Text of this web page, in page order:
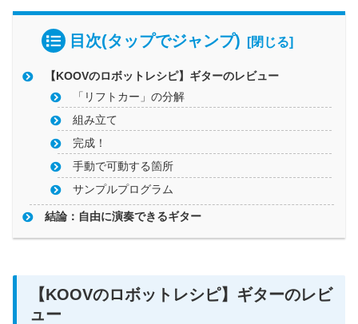
目次(タップでジャンプ)
【KOOVのロボットレシピ】ギターのレビュー
「リフトカー」の分解
組み立て
完成！
手動で可動する箇所
サンプルプログラム
結論：自由に演奏できるギター
【KOOVのロボットレシピ】ギターのレビ
ュー